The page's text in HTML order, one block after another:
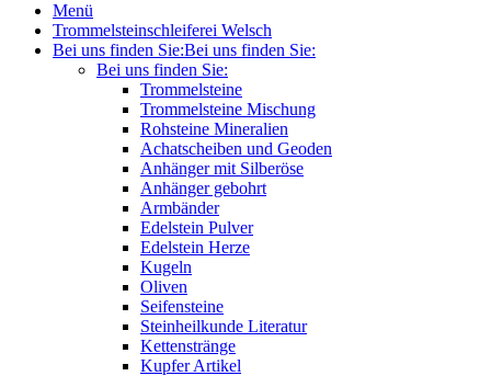
Menü
Trommelsteinschleiferei Welsch
Bei uns finden Sie:Bei uns finden Sie:
Bei uns finden Sie:
Trommelsteine
Trommelsteine Mischung
Rohsteine Mineralien
Achatscheiben und Geoden
Anhänger mit Silberöse
Anhänger gebohrt
Armbänder
Edelstein Pulver
Edelstein Herze
Kugeln
Oliven
Seifensteine
Steinheilkunde Literatur
Kettenstränge
Kupfer Artikel